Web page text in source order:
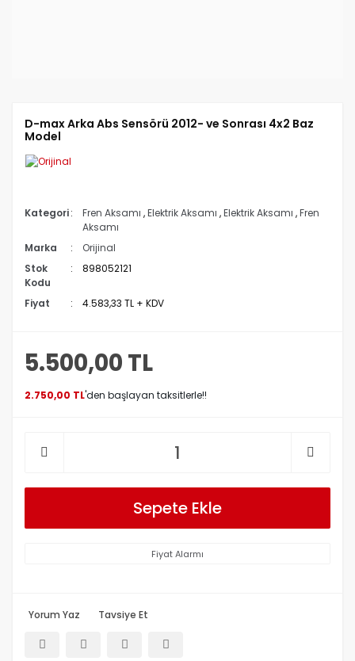
D-max Arka Abs Sensörü 2012- ve Sonrası 4x2 Baz
Model
Kategori Fren Aksamı ,Elektrik Aksamı ,Elektrik Aksamı ,Fren
Aksamı
Marka
Orijinal
Stok
Kodu
898052121
Fiyat 4.583,33 TL + KDV
5.500,00 TL
2.750,00 TL'den başlayan taksitlerle!!
Sepete Ekle
Fiyat Alarmı
Yorum Yaz Tavsiye Et